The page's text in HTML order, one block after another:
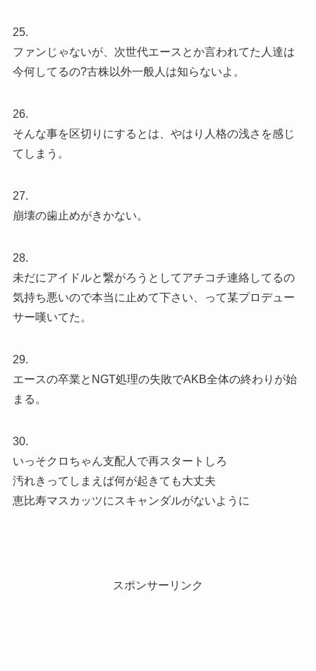
25.
ファンじゃないが、次世代エースとか言われてた人達は
今何してるの?古株以外一般人は知らないよ。
26.
そんな事を区切りにするとは、やはり人格の浅さを感じ
てしまう。
27.
崩壊の歯止めがきかない。
28.
未だにアイドルと繋がろうとしてアチコチ連絡してるの
気持ち悪いので本当に止めて下さい、って某プロデュー
サー嘆いてた。
29.
エースの卒業とNGT処理の失敗でAKB全体の終わりが始
まる。
30.
いっそクロちゃん支配人で再スタートしろ
汚れきってしまえば何が起きても大丈夫
恵比寿マスカッツにスキャンダルがないように
スポンサーリンク